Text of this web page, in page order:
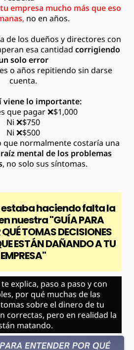
empresa mucho más que eso
, no en años.
de los dueños y directores con
esa cantidad corrigiendo
solo error
o años repitiendo sin darse
cuenta.
viene lo importante:
que pagar❌$1,000
Ni ❌$750
Ni ❌$500
que normalmente costaría una
mental de los problemas
, no solo sus síntomas.
estaba haciendo falta la
nuestra "GUÍA PARA
QUÉ TOMAS DECISIONES
ESTÁN DAÑANDO A TU
EMPRESA"
explica, paso a paso y con
por qué muchas de las
sobre el dinero de tu
correctas, pero en realidad la
matando.